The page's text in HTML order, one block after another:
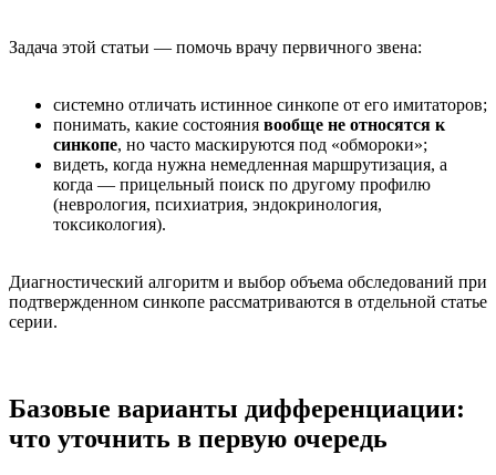
Задача этой статьи — помочь врачу первичного звена:
системно отличать истинное синкопе от его имитаторов;
понимать, какие состояния вообще не относятся к
синкопе, но часто маскируются под «обмороки»;
видеть, когда нужна немедленная маршрутизация, а
когда — прицельный поиск по другому профилю
(неврология, психиатрия, эндокринология,
токсикология).
Диагностический алгоритм и выбор объема обследований при
подтвержденном синкопе рассматриваются в отдельной статье
серии.
Базовые варианты дифференциации:
что уточнить в первую очередь